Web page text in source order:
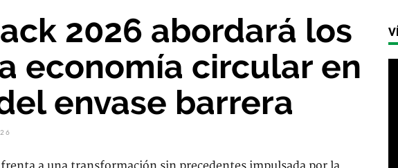
2026 abordará los
economía circular en
envase barrera